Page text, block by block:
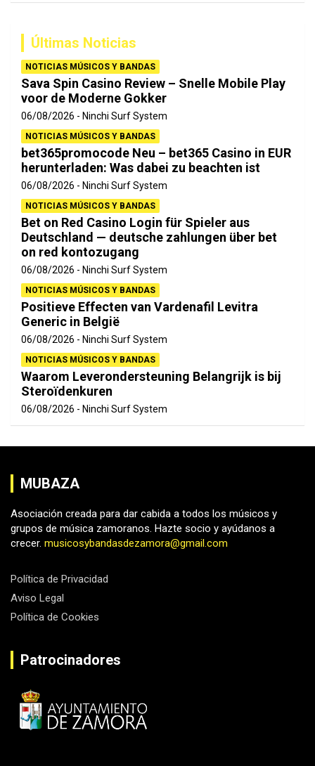
Últimas Noticias
NOTICIAS MÚSICOS Y BANDAS
Sava Spin Casino Review – Snelle Mobile Play
voor de Moderne Gokker
06/08/2026 Ninchi Surf System
NOTICIAS MÚSICOS Y BANDAS
bet365promocode Neu – bet365 Casino in EUR
herunterladen: Was dabei zu beachten ist
06/08/2026 Ninchi Surf System
NOTICIAS MÚSICOS Y BANDAS
Bet on Red Casino Login für Spieler aus
Deutschland — deutsche zahlungen über bet
on red kontozugang
06/08/2026 Ninchi Surf System
NOTICIAS MÚSICOS Y BANDAS
Positieve Effecten van Vardenafil Levitra
Generic in België
06/08/2026 Ninchi Surf System
NOTICIAS MÚSICOS Y BANDAS
Waarom Leverondersteuning Belangrijk is bij
Steroïdenkuren
06/08/2026 Ninchi Surf System
MUBAZA
Asociación creada para dar cabida a todos los músicos y
grupos de música zamoranos. Hazte socio y ayúdanos a
crecer. musicosybandasdezamora@gmail.com
Política de Privacidad
Aviso Legal
Política de Cookies
Patrocinadores